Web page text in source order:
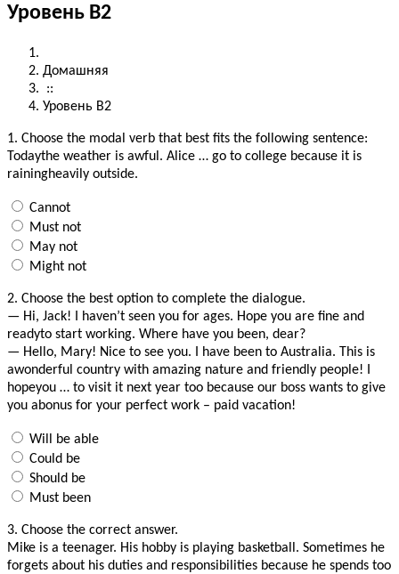
Уровень В2
Домашняя
::
Уровень В2
1. Choose the modal verb that best fits the following sentence:
Todaythe weather is awful. Alice … go to college because it is
rainingheavily outside.
Cannot
Must not
May not
Might not
2. Choose the best option to complete the dialogue.
— Hi, Jack! I haven’t seen you for ages. Hope you are fine and
readyto start working. Where have you been, dear?
— Hello, Mary! Nice to see you. I have been to Australia. This is
awonderful country with amazing nature and friendly people! I
hopeyou … to visit it next year too because our boss wants to give
you abonus for your perfect work – paid vacation!
Will be able
Could be
Should be
Must been
3. Choose the correct answer.
Mike is a teenager. His hobby is playing basketball. Sometimes he
forgets about his duties and responsibilities because he spends too